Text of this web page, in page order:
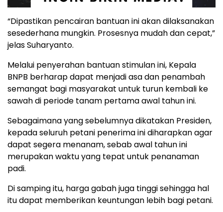
“Dipastikan pencairan bantuan ini akan dilaksanakan
sesederhana mungkin. Prosesnya mudah dan cepat,”
jelas Suharyanto.
Melalui penyerahan bantuan stimulan ini, Kepala
BNPB berharap dapat menjadi asa dan penambah
semangat bagi masyarakat untuk turun kembali ke
sawah di periode tanam pertama awal tahun ini.
Sebagaimana yang sebelumnya dikatakan Presiden,
kepada seluruh petani penerima ini diharapkan agar
dapat segera menanam, sebab awal tahun ini
merupakan waktu yang tepat untuk penanaman
padi.
Di samping itu, harga gabah juga tinggi sehingga hal
itu dapat memberikan keuntungan lebih bagi petani.